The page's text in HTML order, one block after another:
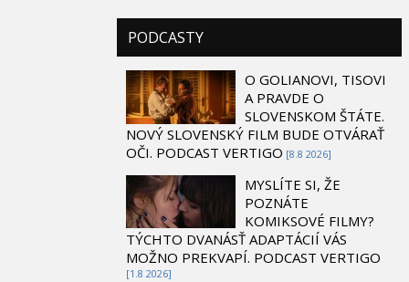
PODCASTY
O GOLIANOVI, TISOVI
A PRAVDE O
SLOVENSKOM ŠTÁTE.
NOVÝ SLOVENSKÝ FILM BUDE OTVÁRAŤ
OČI. PODCAST VERTIGO [8.8 2026]
MYSLÍTE SI, ŽE
POZNÁTE
KOMIKSOVÉ FILMY?
TÝCHTO DVANÁSŤ ADAPTÁCIÍ VÁS
MOŽNO PREKVAPÍ. PODCAST VERTIGO
[1.8 2026]